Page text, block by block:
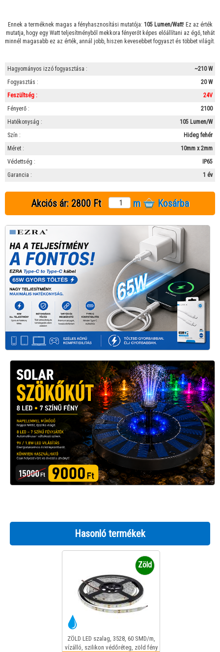
Ennek a terméknek magas a fényhasznosítási mutatója: 105 Lumen/Watt! Ez az érték
mutatja, hogy egy Watt teljesítményből mekkora fényerőt képes előállítani az égő, tehát
minnél magasabb ez az érték, annál jobb, hiszen kevesebbet fogyaszt és többet világít.
Hagyományos izzó fogyasztása :
~210 W
Fogyasztás :
20 W
Feszültség :
24V
Fényerő :
2100
Hatékonyság :
105 Lumen/W
Szín :
Hideg fehér
Méret :
10mm x 2mm
Védettség :
IP65
Garancia :
1 év
Akciós ár: 2800 Ft m Kosárba
Hasonló termékek
Zöld
ZÖLD LED szalag, 3528, 60 SMD/m,
vízálló, szilikon védőréteg, zöld fény